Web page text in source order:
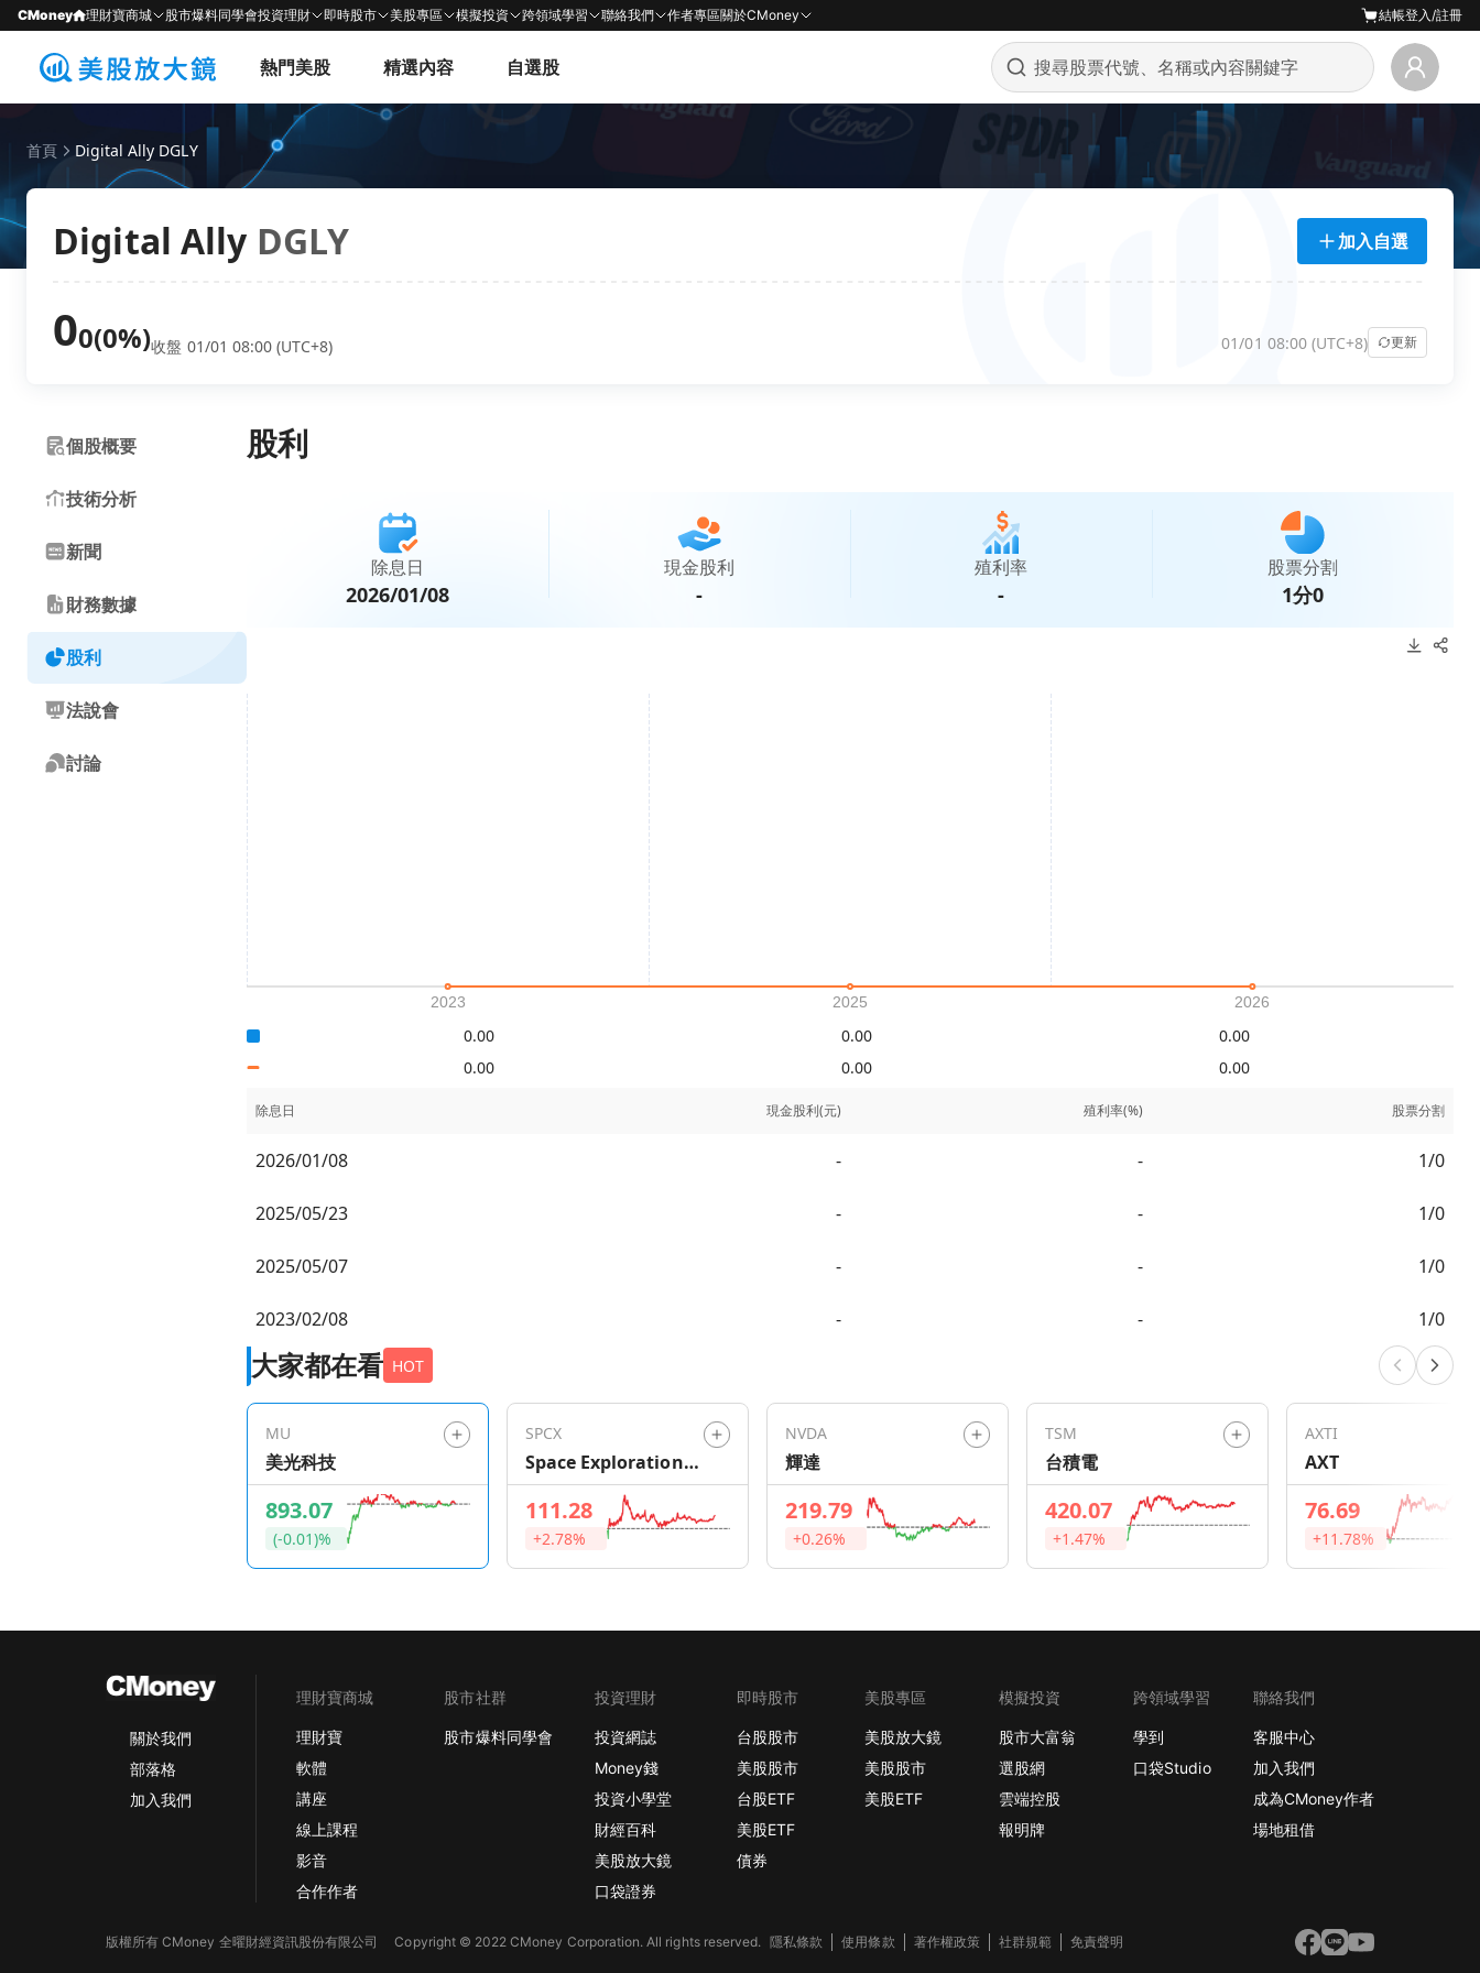
CMoney 理財寶商城 股市爆料同學會投資理財 即時股市 美股專區 模擬投資 跨領域學習 聯絡我們 作者專區關於CMoney 結帳登入/註冊
熱門美股 精選內容 自選股
首頁 Digital Ally DGLY
Digital Ally DGLY 加入自選
00(0%)收盤 01/01 08:00 (UTC+8) 01/01 08:00 (UTC+8) 更新
個股概要
技術分析
新聞
財務數據
股利
法說會
討論
股利
除息日
2026/01/08
現金股利
-
殖利率
-
股票分割
1分0
0.00 0.00
0.00
0.00
0.00 0.00
除息日 現金股利(元) 殖利率(%) 股票分割
2026/01/08 - - 1/0
2025/05/23 - - 1/0
2025/05/07 - - 1/0
2023/02/08 - - 1/0
大家都在看 HOT
MU
美光科技
893.07
(-0.01)%
SPCX
Space Exploration
Technologies
111.28
+2.78%
NVDA
輝達
219.79
+0.26%
TSM
台積電
420.07
+1.47%
AXTI
AXT
76.69
+11.78%
關於我們
部落格
加入我們
理財寶商城
理財寶
軟體
講座
線上課程
影音
合作作者
股市社群
股市爆料同學會
投資理財
投資網誌
Money錢
投資小學堂
財經百科
美股放大鏡
口袋證券
即時股市
台股股市
美股股市
台股ETF
美股ETF
債券
美股專區
美股放大鏡
美股股市
美股ETF
模擬投資
股市大富翁
選股網
雲端控股
報明牌
跨領域學習
學到
口袋Studio
聯絡我們
客服中心
加入我們
成為CMoney作者
場地租借
版權所有 CMoney 全曜財經資訊股份有限公司Copyright © 2022 CMoney Corporation. All rights reserved. 隱私條款 使用條款 著作權政策 社群規範 免責聲明